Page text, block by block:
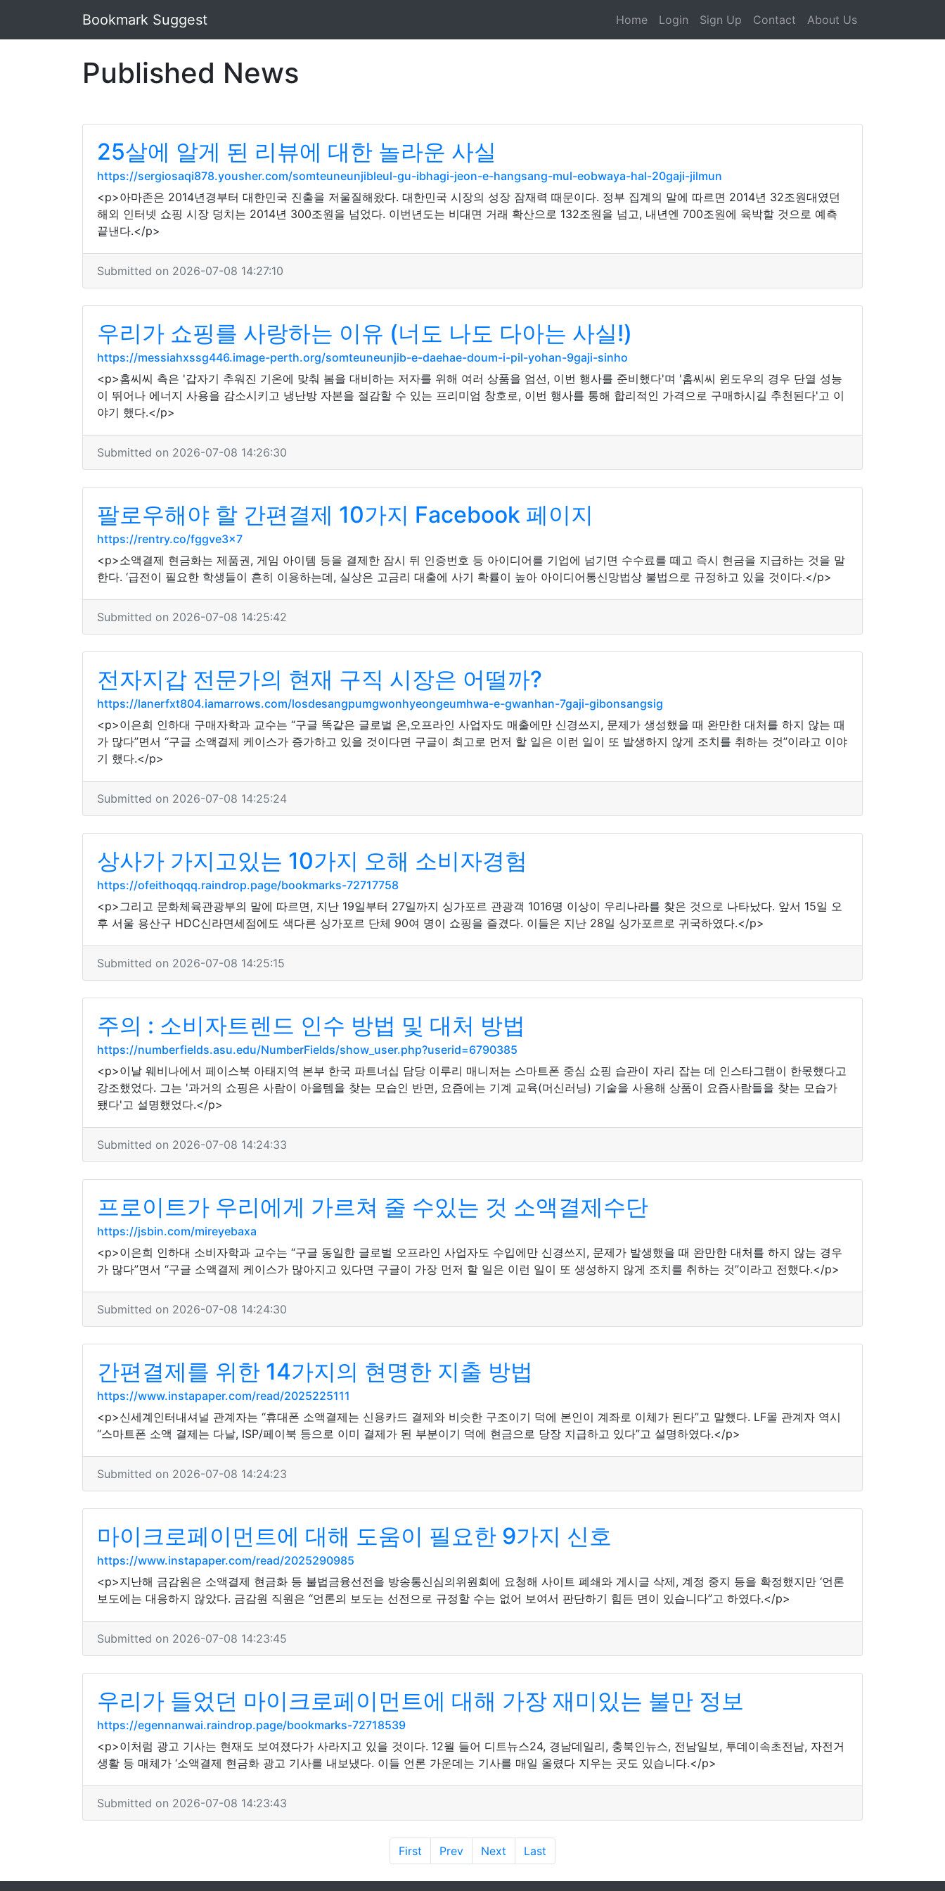
Bookmark Suggest Home Login Sign Up Contact About Us
Published News
25살에 알게 된 리뷰에 대한 놀라운 사실
https://sergiosaqi878.yousher.com/somteuneunjibleul-gu-ibhagi-jeon-e-hangsang-mul-eobwaya-hal-20gaji-jilmun
<p>아마존은 2014년경부터 대한민국 진출을 저울질해왔다. 대한민국 시장의 성장 잠재력 때문이다. 정부 집계의 말에 따르면 2014년 32조원대였던
해외 인터넷 쇼핑 시장 덩치는 2014년 300조원을 넘었다. 이번년도는 비대면 거래 확산으로 132조원을 넘고, 내년엔 700조원에 육박할 것으로 예측
끝낸다.</p>
Submitted on 2026-07-08 14:27:10
우리가 쇼핑를 사랑하는 이유 (너도 나도 다아는 사실!)
https://messiahxssg446.image-perth.org/somteuneunjib-e-daehae-doum-i-pil-yohan-9gaji-sinho
<p>홈씨씨 측은 '갑자기 추워진 기온에 맞춰 봄을 대비하는 저자를 위해 여러 상품을 엄선, 이번 행사를 준비했다'며 '홈씨씨 윈도우의 경우 단열 성능
이 뛰어나 에너지 사용을 감소시키고 냉난방 자본을 절감할 수 있는 프리미엄 창호로, 이번 행사를 통해 합리적인 가격으로 구매하시길 추천된다'고 이
야기 했다.</p>
Submitted on 2026-07-08 14:26:30
팔로우해야 할 간편결제 10가지 Facebook 페이지
https://rentry.co/fggve3x7
<p>소액결제 현금화는 제품권, 게임 아이템 등을 결제한 잠시 뒤 인증번호 등 아이디어를 기업에 넘기면 수수료를 떼고 즉시 현금을 지급하는 것을 말
한다. ‘급전이 필요한 학생들이 흔히 이용하는데, 실상은 고금리 대출에 사기 확률이 높아 아이디어통신망법상 불법으로 규정하고 있을 것이다.</p>
Submitted on 2026-07-08 14:25:42
전자지갑 전문가의 현재 구직 시장은 어떨까?
https://lanerfxt804.iamarrows.com/losdesangpumgwonhyeongeumhwa-e-gwanhan-7gaji-gibonsangsig
<p>이은희 인하대 구매자학과 교수는 “구글 똑같은 글로벌 온,오프라인 사업자도 매출에만 신경쓰지, 문제가 생성했을 때 완만한 대처를 하지 않는 때
가 많다”면서 “구글 소액결제 케이스가 증가하고 있을 것이다면 구글이 최고로 먼저 할 일은 이런 일이 또 발생하지 않게 조치를 취하는 것”이라고 이야
기 했다.</p>
Submitted on 2026-07-08 14:25:24
상사가 가지고있는 10가지 오해 소비자경험
https://ofeithoqqq.raindrop.page/bookmarks-72717758
<p>그리고 문화체육관광부의 말에 따르면, 지난 19일부터 27일까지 싱가포르 관광객 1016명 이상이 우리나라를 찾은 것으로 나타났다. 앞서 15일 오
후 서울 용산구 HDC신라면세점에도 색다른 싱가포르 단체 90여 명이 쇼핑을 즐겼다. 이들은 지난 28일 싱가포르로 귀국하였다.</p>
Submitted on 2026-07-08 14:25:15
주의 : 소비자트렌드 인수 방법 및 대처 방법
https://numberfields.asu.edu/NumberFields/show_user.php?userid=6790385
<p>이날 웨비나에서 페이스북 아태지역 본부 한국 파트너십 담당 이루리 매니저는 스마트폰 중심 쇼핑 습관이 자리 잡는 데 인스타그램이 한몫했다고
강조했었다. 그는 '과거의 쇼핑은 사람이 아을템을 찾는 모습인 반면, 요즘에는 기계 교육(머신러닝) 기술을 사용해 상품이 요즘사람들을 찾는 모습가
됐다'고 설명했었다.</p>
Submitted on 2026-07-08 14:24:33
프로이트가 우리에게 가르쳐 줄 수있는 것 소액결제수단
https://jsbin.com/mireyebaxa
<p>이은희 인하대 소비자학과 교수는 “구글 동일한 글로벌 오프라인 사업자도 수입에만 신경쓰지, 문제가 발생했을 때 완만한 대처를 하지 않는 경우
가 많다”면서 “구글 소액결제 케이스가 많아지고 있다면 구글이 가장 먼저 할 일은 이런 일이 또 생성하지 않게 조치를 취하는 것”이라고 전했다.</p>
Submitted on 2026-07-08 14:24:30
간편결제를 위한 14가지의 현명한 지출 방법
https://www.instapaper.com/read/2025225111
<p>신세계인터내셔널 관계자는 “휴대폰 소액결제는 신용카드 결제와 비슷한 구조이기 덕에 본인이 계좌로 이체가 된다”고 말했다. LF몰 관계자 역시
“스마트폰 소액 결제는 다날, ISP/페이북 등으로 이미 결제가 된 부분이기 덕에 현금으로 당장 지급하고 있다”고 설명하였다.</p>
Submitted on 2026-07-08 14:24:23
마이크로페이먼트에 대해 도움이 필요한 9가지 신호
https://www.instapaper.com/read/2025290985
<p>지난해 금감원은 소액결제 현금화 등 불법금융선전을 방송통신심의위원회에 요청해 사이트 폐쇄와 게시글 삭제, 계정 중지 등을 확정했지만 ‘언론
보도에는 대응하지 않았다. 금감원 직원은 “언론의 보도는 선전으로 규정할 수는 없어 보여서 판단하기 힘든 면이 있습니다”고 하였다.</p>
Submitted on 2026-07-08 14:23:45
우리가 들었던 마이크로페이먼트에 대해 가장 재미있는 불만 정보
https://egennanwai.raindrop.page/bookmarks-72718539
<p>이처럼 광고 기사는 현재도 보여졌다가 사라지고 있을 것이다. 12월 들어 디트뉴스24, 경남데일리, 충북인뉴스, 전남일보, 투데이속초전남, 자전거
생활 등 매체가 ‘소액결제 현금화 광고 기사를 내보냈다. 이들 언론 가운데는 기사를 매일 올렸다 지우는 곳도 있습니다.</p>
Submitted on 2026-07-08 14:23:43
First Prev Next Last